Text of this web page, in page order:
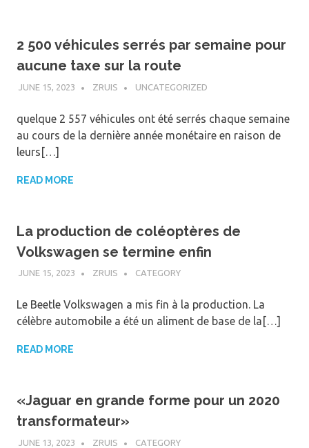
2 500 véhicules serrés par semaine pour
aucune taxe sur la route
JUNE 15, 2023 ZRUIS UNCATEGORIZED
quelque 2 557 véhicules ont été serrés chaque semaine
au cours de la dernière année monétaire en raison de
leurs[…]
READ MORE
La production de coléoptères de
Volkswagen se termine enfin
JUNE 15, 2023 ZRUIS CATEGORY
Le Beetle Volkswagen a mis fin à la production. La
célèbre automobile a été un aliment de base de la[…]
READ MORE
«Jaguar en grande forme pour un 2020
transformateur»
JUNE 13, 2023 ZRUIS CATEGORY